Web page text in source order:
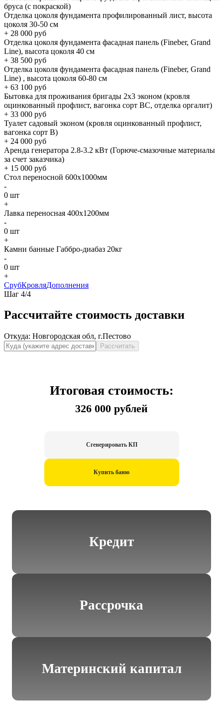
бруса (с покраской)
Отделка цоколя фундамента профилированный лист, высота
цоколя 30-50 см
+ 28 000 руб
Отделка цоколя фундамента фасадная панель (Fineber, Grand
Line), высота цоколя 40 см
+ 38 500 руб
Отделка цоколя фундамента фасадная панель (Fineber, Grand
Line) , высота цоколя 60-80 см
+ 63 100 руб
Бытовка для проживания бригады 2x3 эконом (кровля
оцинкованный профлист, вагонка сорт BC, отделка оргалит)
+ 33 000 руб
Туалет садовый эконом (кровля оцинкованный профлист,
вагонка сорт B)
+ 24 000 руб
Аренда генератора 2.8-3.2 кВт (Горюче-смазочные материалы
за счет заказчика)
+ 15 000 руб
Стол переносной 600х1000мм
-
0 шт
+
Лавка переносная 400х1200мм
-
0 шт
+
Камни банные Габбро-диабаз 20кг
-
0 шт
+
СрубКровляДополнения
Шаг 4/4
Рассчитайте стоимость доставки
Откуда: Новгородская обл, г.Пестово
Рассчитать
Итоговая стоимость:
326 000 рублей
Сгенерировать КП
Купить баню
Кредит
Рассрочка
Материнский капитал